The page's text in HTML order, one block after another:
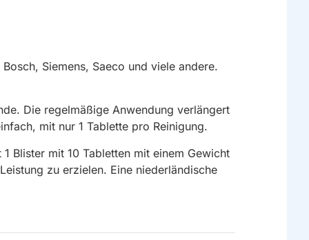
Siemens, Saeco und viele andere.
Die regelmäßige Anwendung verlängert
mit nur 1 Tablette pro Reinigung.
Blister mit 10 Tabletten mit einem Gewicht
zu erzielen. Eine niederländische